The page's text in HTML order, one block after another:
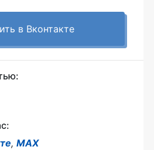
в Вконтакте
, MAX